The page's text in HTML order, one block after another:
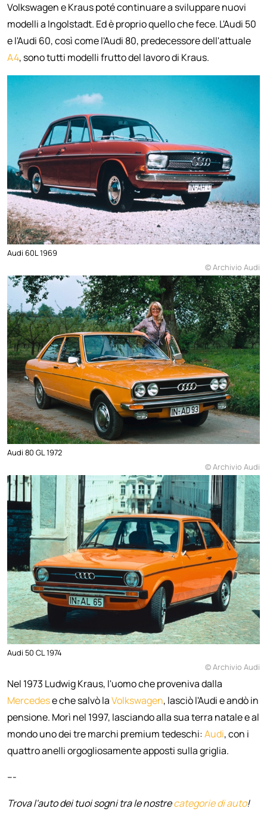
Volkswagen e Kraus poté continuare a sviluppare nuovi
modelli a Ingolstadt. Ed è proprio quello che fece. L'Audi 50
e l'Audi 60, così come l'Audi 80, predecessore dell'attuale
A4, sono tutti modelli frutto del lavoro di Kraus.
Audi 60L 1969
© Archivio Audi
Audi 80 GL 1972
© Archivio Audi
Audi 50 CL 1974
© Archivio Audi
Nel 1973 Ludwig Kraus, l'uomo che proveniva dalla
Mercedese che salvò laVolkswagen, lasciò l'Audi e andò in
pensione. Morì nel 1997, lasciando alla sua terra natale e al
mondo uno dei tre marchi premium tedeschi:Audi, con i
quattro anelli orgogliosamente apposti sulla griglia.
---
Trova l'auto dei tuoi sogni tra le nostrecategorie di auto!